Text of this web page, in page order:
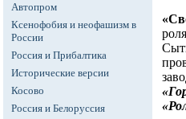
Автопром
Ксенофобия и неофашизм в
России
Россия и Прибалтика
Исторические версии
Косово
Россия и Белоруссия